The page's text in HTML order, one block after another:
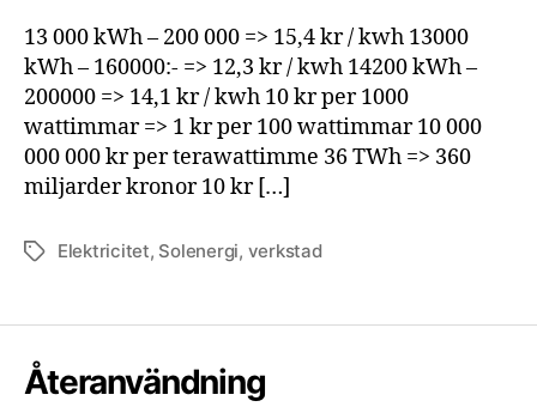
13 000 kWh – 200 000 => 15,4 kr / kwh 13000
kWh – 160000:- => 12,3 kr / kwh 14200 kWh –
200000 => 14,1 kr / kwh 10 kr per 1000
wattimmar => 1 kr per 100 wattimmar 10 000
000 000 kr per terawattimme 36 TWh => 360
miljarder kronor 10 kr […]
EtiketterElektricitet, Solenergi, verkstad
Återanvändning